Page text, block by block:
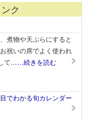
ク
煮物や天ぷらにすると
祝いの席でよく使われ
て……続きを読む
でわかる旬カレンダー